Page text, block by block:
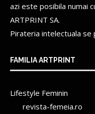
azi este posibila numai
ARTPRINT SA.
Pirateria intelectuala
FAMILIA ARTPRINT
Lifestyle Feminin
revista-femeia.ro